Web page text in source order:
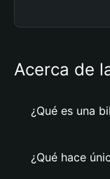
Acerca de
¿Qué es una
¿Qué hace